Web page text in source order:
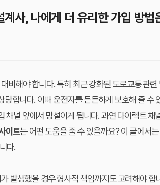
사, 나에게 더 유리한 가입 방법
비해야 합니다. 특히 최근 강화된 도로교통 관
합니다. 이때 운전자를 든든하게 보호해 줄 수
채널 앞에서 망설이게 됩니다. 과연 다이렉트 채
이트는 어떤 도움을 줄 수 있을까요? 이 글에서
다.
발생했을 경우 형사적 책임까지도 고려해야